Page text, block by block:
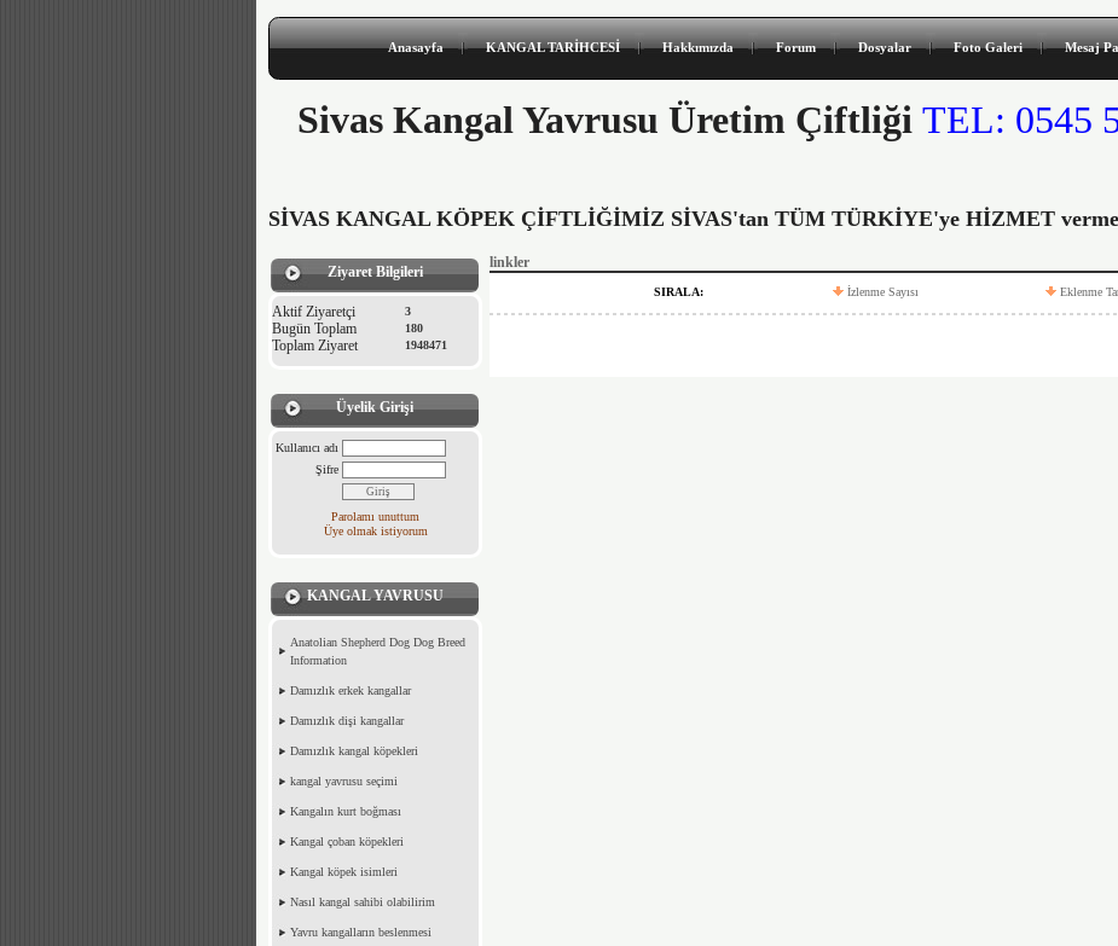
Anasayfa KANGAL TARİHCESİ Hakkımızda Forum Dosyalar Foto Galeri Mesaj
Sivas Kangal Yavrusu Üretim Çiftliği TEL: 0545
SİVAS KANGAL KÖPEK ÇİFTLİĞİMİZ SİVAS'tan TÜM TÜRKİYE'ye HİZMET
Ziyaret Bilgileri
Aktif Ziyaretçi 3
Bugün Toplam 180
Toplam Ziyaret 1948471
Üyelik Girişi
Kullanıcı adı
Şifre
Parolamı unuttum
Üye olmak istiyorum
KANGAL YAVRUSU
Anatolian Shepherd Dog Dog Breed
Information
Damızlık erkek kangallar
Damızlık dişi kangallar
Damızlık kangal köpekleri
kangal yavrusu seçimi
Kangalın kurt boğması
Kangal çoban köpekleri
Kangal köpek isimleri
Nasıl kangal sahibi olabilirim
Yavru kangalların beslenmesi
linkler
SIRALA: İzlenme Sayısı Eklenme